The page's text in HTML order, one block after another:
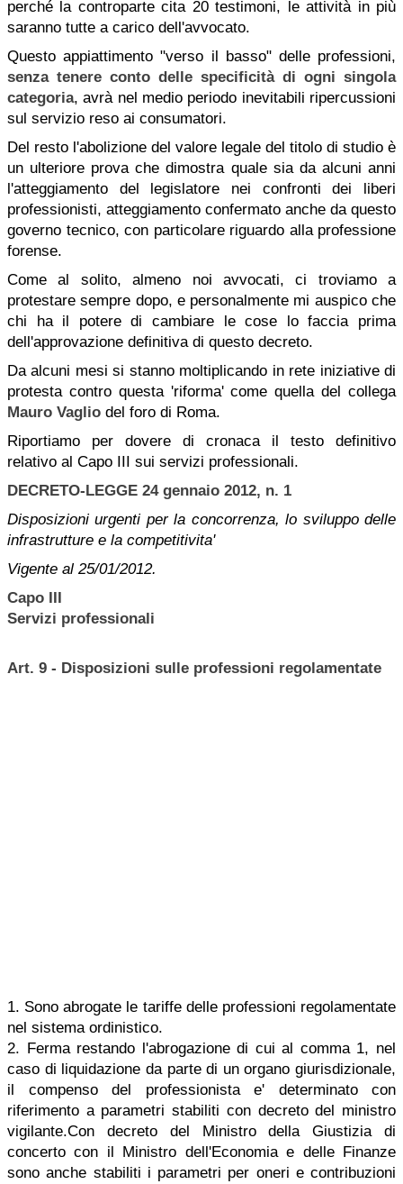
perché la controparte cita 20 testimoni, le attività in più
saranno tutte a carico dell'avvocato.
Questo appiattimento "verso il basso" delle professioni,
senza tenere conto delle specificità di ogni singola
categoria, avrà nel medio periodo inevitabili ripercussioni
sul servizio reso ai consumatori.
Del resto l'abolizione del valore legale del titolo di studio è
un ulteriore prova che dimostra quale sia da alcuni anni
l'atteggiamento del legislatore nei confronti dei liberi
professionisti, atteggiamento confermato anche da questo
governo tecnico, con particolare riguardo alla professione
forense.
Come al solito, almeno noi avvocati, ci troviamo a
protestare sempre dopo, e personalmente mi auspico che
chi ha il potere di cambiare le cose lo faccia prima
dell'approvazione definitiva di questo decreto.
Da alcuni mesi si stanno moltiplicando in rete iniziative di
protesta contro questa 'riforma' come quella del collega
Mauro Vaglio del foro di Roma.
Riportiamo per dovere di cronaca il testo definitivo
relativo al Capo III sui servizi professionali.
DECRETO-LEGGE 24 gennaio 2012, n. 1
Disposizioni urgenti per la concorrenza, lo sviluppo delle
infrastrutture e la competitivita'
Vigente al 25/01/2012.
Capo III
Servizi professionali
Art. 9 - Disposizioni sulle professioni regolamentate
1. Sono abrogate le tariffe delle professioni regolamentate
nel sistema ordinistico.
2. Ferma restando l'abrogazione di cui al comma 1, nel
caso di liquidazione da parte di un organo giurisdizionale,
il compenso del professionista e' determinato con
riferimento a parametri stabiliti con decreto del ministro
vigilante.Con decreto del Ministro della Giustizia di
concerto con il Ministro dell'Economia e delle Finanze
sono anche stabiliti i parametri per oneri e contribuzioni